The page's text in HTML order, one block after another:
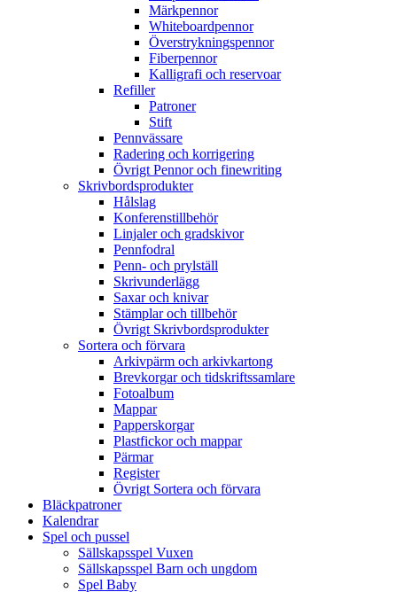
Märkpennor
Whiteboardpennor
Överstrykningspennor
Fiberpennor
Kalligrafi och reservoar
Refiller
Patroner
Stift
Pennvässare
Radering och korrigering
Övrigt Pennor och finewriting
Skrivbordsprodukter
Hålslag
Konferenstillbehör
Linjaler och gradskivor
Pennfodral
Penn- och prylställ
Skrivunderlägg
Saxar och knivar
Stämplar och tillbehör
Övrigt Skrivbordsprodukter
Sortera och förvara
Arkivpärm och arkivkartong
Brevkorgar och tidskriftssamlare
Fotoalbum
Mappar
Papperskorgar
Plastfickor och mappar
Pärmar
Register
Övrigt Sortera och förvara
Bläckpatroner
Kalendrar
Spel och pussel
Sällskapsspel Vuxen
Sällskapsspel Barn och ungdom
Spel Baby